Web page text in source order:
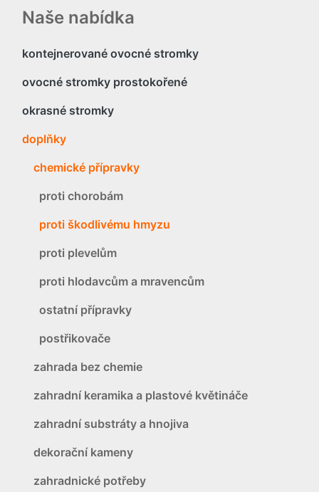
Naše nabídka
kontejnerované ovocné stromky
ovocné stromky prostokořené
okrasné stromky
doplňky
chemické přípravky
proti chorobám
proti škodlivému hmyzu
proti plevelům
proti hlodavcům a mravencům
ostatní přípravky
postřikovače
zahrada bez chemie
zahradní keramika a plastové květináče
zahradní substráty a hnojiva
dekorační kameny
zahradnické potřeby